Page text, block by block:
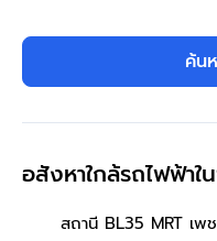
ค้น
อสังหาใกล้รถไฟฟ้า
สถานี BL35 MRT เพ